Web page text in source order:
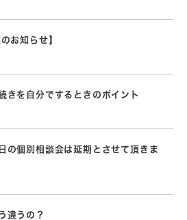
知らせ】
きを自分でするときのポイント
の個別相談会は延期とさせて頂きま
違うの？